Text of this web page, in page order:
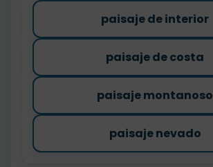
paisaje de interior
paisaje de costa
paisaje montanoso
paisaje nevado